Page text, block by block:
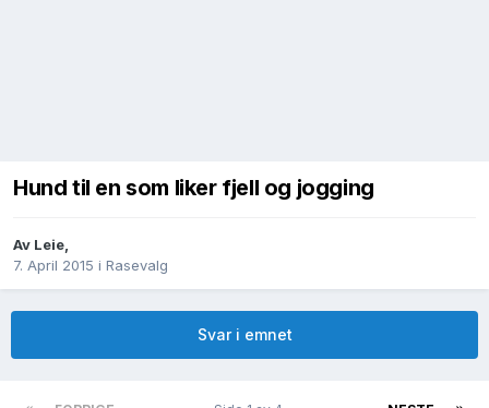
Hund til en som liker fjell og jogging
Av Leie,
7. April 2015 i Rasevalg
Svar i emnet